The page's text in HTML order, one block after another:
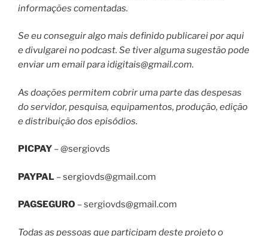
informações comentadas.
Se eu conseguir algo mais definido publicarei por aqui
e divulgarei no podcast. Se tiver alguma sugestão pode
enviar um email paraidigitais@gmail.com.
As doações permitem cobrir uma parte das despesas
do servidor, pesquisa, equipamentos, produção, edição
e distribuição dos episódios.
PICPAY – @sergiovds
PAYPAL –sergiovds@gmail.com
PAGSEGURO –sergiovds@gmail.com
Todas as pessoas que participam deste projeto o